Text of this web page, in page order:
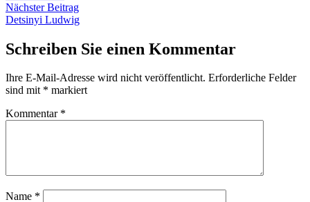
Nächster BeitragNächster
Beitrag:
Detsinyi Ludwig
Schreiben Sie einen Kommentar
Ihre E-Mail-Adresse wird nicht veröffentlicht. Erforderliche Felder
sind mit * markiert
Kommentar *
Name *